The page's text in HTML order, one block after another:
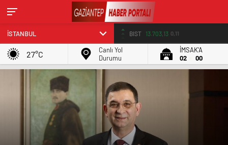
BIST 13.703,13 0,11
27°C
Canlı Yol
Durumu
İMSAK'A
02
00